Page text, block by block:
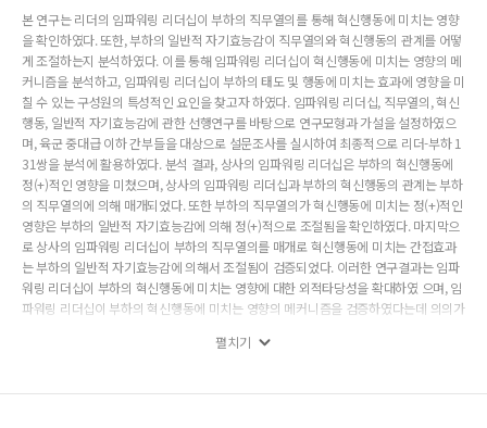
본 연구는 리더의 임파워링 리더십이 부하의 직무열의를 통해 혁신행동에 미치는 영향
을 확인하였다. 또한, 부하의 일반적 자기효능감이 직무열의와 혁신행동의 관계를 어떻
게 조절하는지 분석하였다. 이를 통해 임파워링 리더십이 혁신행동에 미치는 영향의 메
커니즘을 분석하고, 임파워링 리더십이 부하의 태도 및 행동에 미치는 효과에 영향을 미
칠 수 있는 구성원의 특성적인 요인을 찾고자 하였다. 임파워링 리더십, 직무열의, 혁신
행동, 일반적 자기효능감에 관한 선행연구를 바탕으로 연구모형과 가설을 설정하였으
며, 육군 중대급 이하 간부들을 대상으로 설문조사를 실시하여 최종적으로 리더-부하 1
31쌍을 분석에 활용하였다. 분석 결과, 상사의 임파워링 리더십은 부하의 혁신행동에
정(+)적인 영향을 미쳤으며, 상사의 임파워링 리더십과 부하의 혁신행동의 관계는 부하
의 직무열의에 의해 매개되었다. 또한 부하의 직무열의가 혁신행동에 미치는 정(+)적인
영향은 부하의 일반적 자기효능감에 의해 정(+)적으로 조절됨을 확인하였다. 마지막으
로 상사의 임파워링 리더십이 부하의 직무열의를 매개로 혁신행동에 미치는 간접효과
는 부하의 일반적 자기효능감에 의해서 조절됨이 검증되었다. 이러한 연구결과는 임파
워링 리더십이 부하의 혁신행동에 미치는 영향에 대한 외적타당성을 확대하였 으며, 임
파워링 리더십이 부하의 혁신행동에 미치는 영향의 메커니즘을 검증하였다는데 의의가
과성을 가지는 임파워링 리더십이 군 조직에도 적용 될 수 있음을 확인하였다. 그리고
대한 관심을 가질 필요성이 있음을 제안하였다. 끝으로 임파 워링 리더십이 모든 부하에
펼치기